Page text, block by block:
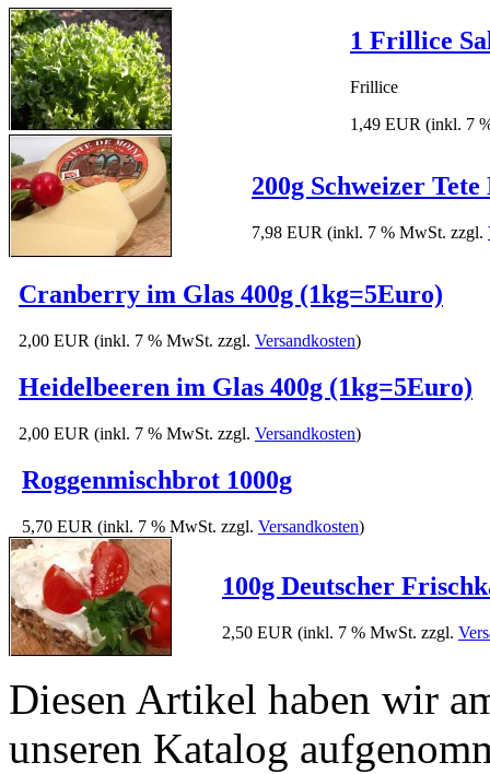
1 Frillice
Frillice
1,49 EUR (inkl. 7
200g Schweizer
7,98 EUR (inkl. 7 % MwSt. zzgl.
Cranberry im Glas 400g (1kg=5Euro)
2,00 EUR (inkl. 7 % MwSt. zzgl. Versandkosten)
Heidelbeeren im Glas 400g (1kg=5Euro)
2,00 EUR (inkl. 7 % MwSt. zzgl. Versandkosten)
Roggenmischbrot 1000g
5,70 EUR (inkl. 7 % MwSt. zzgl. Versandkosten)
100g Deutscher
2,50 EUR (inkl. 7 % MwSt. zzgl.
Diesen Artikel haben wir
unseren Katalog